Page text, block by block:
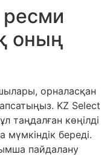
оның
орналасқан
KZ Select
таңдалған көңілді
береді.
пайдалану